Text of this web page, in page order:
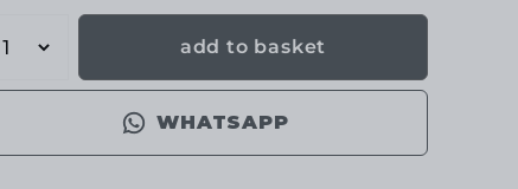
add to basket
WHATSAPP